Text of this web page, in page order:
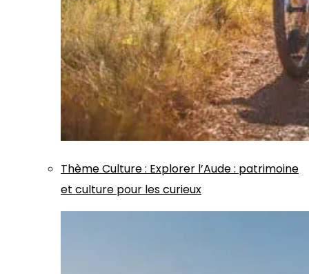
ThèmeCulture: Explorer l’Aude : patrimoine
et culture pour les curieux